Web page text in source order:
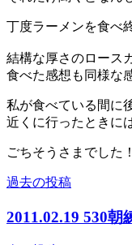
丁度ラーメンを食べ
結構な厚さのロース
食べた感想も同様な
私が食べている間に
近くに行ったときに
ごちそうさまでした！
投
稿
過去の投稿
2011.02.19 530朝